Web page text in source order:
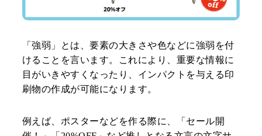
「強弱」とは、要素の大きさや色などに強弱を付
けることを言います。これにより、重要な情報に
目がいきやすくなったり、インパクトを与える印
刷物の作成が可能になります。
例えば、ポスターなどを作る際に、「セール開